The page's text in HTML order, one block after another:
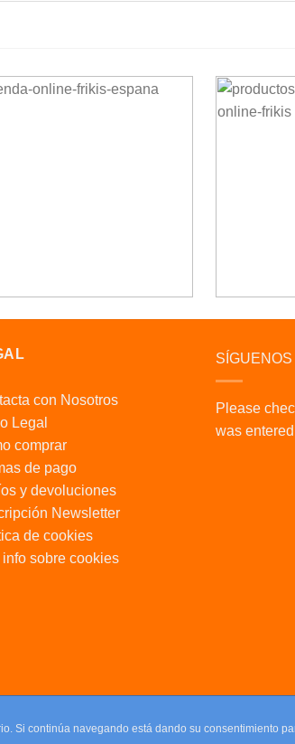
con Nosotros
Legal
comprar
de pago
y devoluciones
Newsletter
de cookies
info sobre cookies
Please
was
Si continúa navegando está dando su consentimiento